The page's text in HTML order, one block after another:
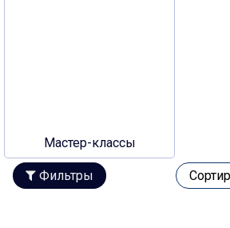
Мастер-классы
Фильтры